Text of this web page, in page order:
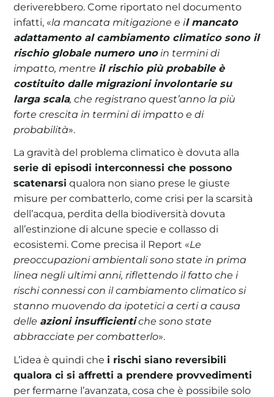
deriverebbero. Come riportato nel documento
infatti, «la mancata mitigazione e il mancato
adattamento al cambiamento climatico sono il
rischio globale numero unoin termini di
impatto, mentre il rischio più probabile è
costituito dalle migrazioni involontarie su
larga scala, che registrano quest’anno la più
forte crescita in termini di impatto e di
probabilità».
La gravità del problema climatico è dovuta alla
serie di episodi interconnessi che possono
scatenarsi qualora non siano prese le giuste
misure per combatterlo, come crisi per la scarsità
dell’acqua, perdita della biodiversità dovuta
all’estinzione di alcune specie e collasso di
ecosistemi. Come precisa il Report «Le
preoccupazioni ambientali sono state in prima
linea negli ultimi anni, riflettendo il fatto che i
rischi connessi con il cambiamento climatico si
stanno muovendo da ipotetici a certi a causa
delle azioni insufficientiche sono state
abbracciate per combatterlo».
L’idea è quindi che i rischi siano reversibili
qualora ci si affretti a prendere provvedimenti
per fermarne l’avanzata, cosa che è possibile solo